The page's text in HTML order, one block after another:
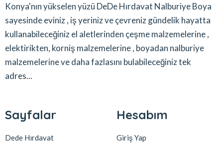
Konya'nın yükselen yüzü DeDe Hırdavat Nalburiye Boya
sayesinde eviniz , iş yeriniz ve çevreniz gündelik hayatta
kullanabileceğiniz el aletlerinden çeşme malzemelerine ,
elektirikten, korniş malzemelerine , boyadan nalburiye
malzemelerine ve daha fazlasını bulabileceğiniz tek
adres...
Sayfalar
Dede Hırdavat
Hesabım
Giriş Yap